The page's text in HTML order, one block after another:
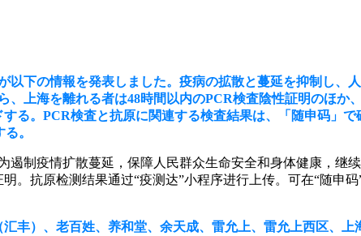
以下の情報を発表しました。疫病の拡散と蔓延を抑制し、
上海を離れる者は48時間以内のPCR検査陰性証明のほか
る。PCR検査と抗原に関連する検査結果は、「随申码」
。
制疫情扩散蔓延，保障人民群众生命安全和身体健康，继
。抗原检测结果通过“疫测达”小程序进行上传。可在“随申
丰）、老百姓、养和堂、余天成、雷允上、雷允上西区、